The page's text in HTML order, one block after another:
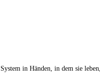
in Händen, in dem sie